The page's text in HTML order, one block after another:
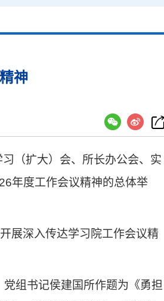
神
（扩大）会、 所长办公会、实
年度工作会议精神的总体举
展深入传达学习 院工作会议精
组书记侯建国所作题为《勇担